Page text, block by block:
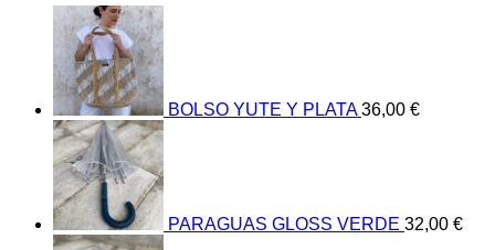
BOLSO YUTE Y PLATA 36,00 €
PARAGUAS GLOSS VERDE 32,00 €